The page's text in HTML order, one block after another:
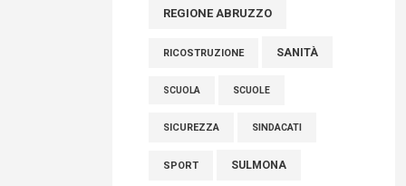
REGIONE ABRUZZO
RICOSTRUZIONE SANITÀ
SCUOLA SCUOLE
SICUREZZA SINDACATI
SPORT SULMONA